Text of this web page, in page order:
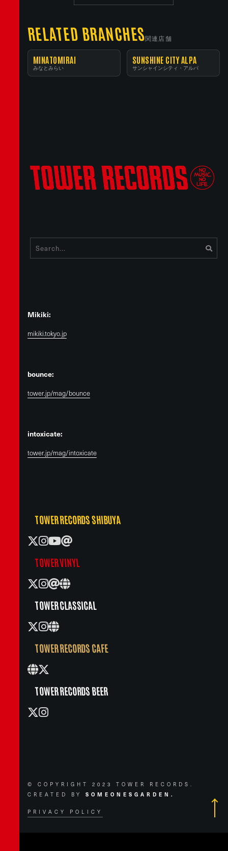
RELATED BRANCHES関連店舗
MINATOMIRAI
みなとみらい
SUNSHINE CITY ALPA
サンシャインシティ・アルパ
Mikiki:
mikiki.tokyo.jp
bounce:
tower.jp/mag/bounce
intoxicate:
tower.jp/mag/intoxicate
TOWER RECORDS SHIBUYA
TOWER VINYL
TOWER CLASSICAL
TOWER RECORDS CAFE
TOWER RECORDS BEER
© COPYRIGHT 2023 TOWER RECORDS.
CREATED BY SOMEONESGARDEN.
PRIVACY POLICY